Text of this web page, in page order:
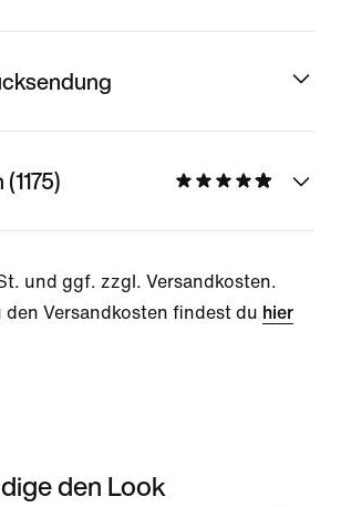
und ggf. zzgl. Versandkosten.
den Versandkosten findest du hier
den Look